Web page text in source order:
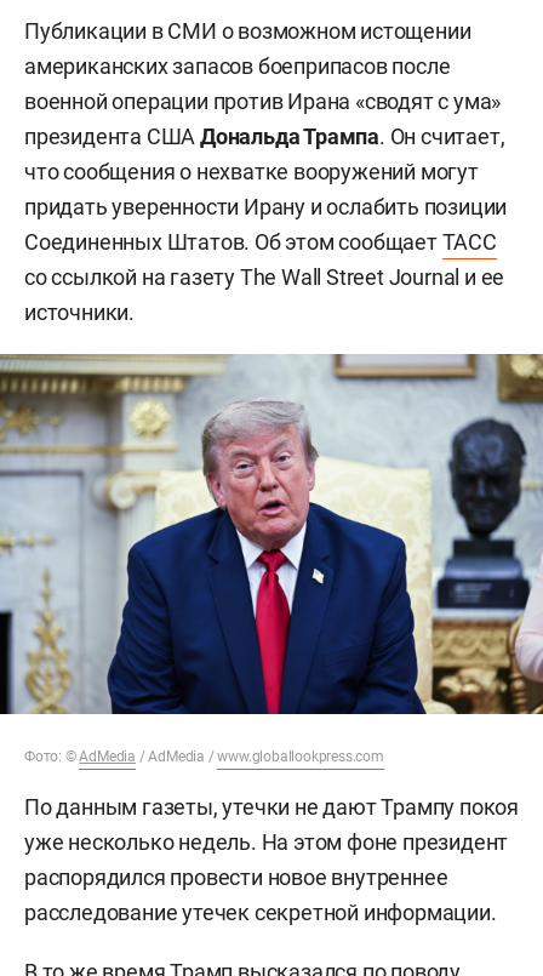
Публикации в СМИ о возможном истощении
американских запасов боеприпасов после
военной операции против Ирана «сводят с ума»
президента СШАДональда Трампа. Он считает,
что сообщения о нехватке вооружений могут
придать уверенности Ирану и ослабить позиции
Соединенных Штатов. Об этом сообщаетТАСС
со ссылкой на газету The Wall Street Journal и ее
источники.
Фото: ©AdMedia / AdMedia /www.globallookpress.com
По данным газеты, утечки не дают Трампу покоя
уже несколько недель. На этом фоне президент
распорядился провести новое внутреннее
расследование утечек секретной информации.